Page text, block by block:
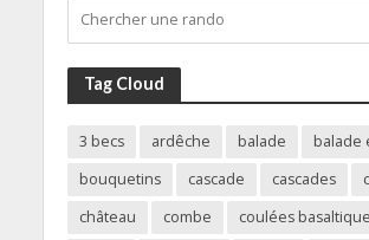
Tag Cloud
3 becs ardêche balade
balade
bouquetins
cascade cascades
château
combe coulées